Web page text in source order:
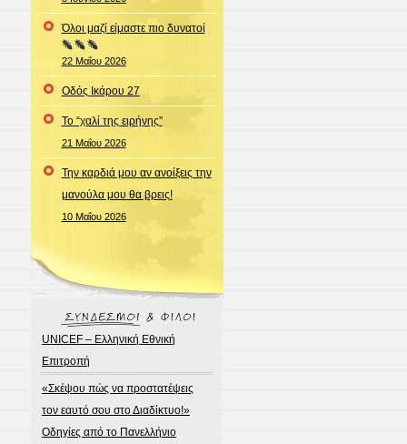
Όλοι μαζί είμαστε πιο δυνατοί
22 Μαΐου 2026
Οδός Ικάρου 27
Το “χαλί της ειρήνης”
21 Μαΐου 2026
Την καρδιά μου αν ανοίξεις την
μανούλα μου θα βρεις!
10 Μαΐου 2026
UNICEF – Ελληνική Εθνική
Επιτροπή
«Σκέψου πώς να προστατέψεις
τον εαυτό σου στο Διαδίκτυο!»
Οδηγίες από το Πανελλήνιο